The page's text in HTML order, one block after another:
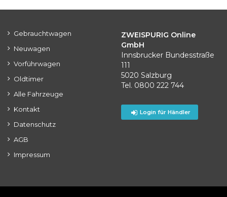
Gebrauchtwagen
Neuwagen
Vorführwagen
Oldtimer
Alle Fahrzeuge
Kontakt
Datenschutz
AGB
Impressum
ZWEISPURIG Online
GmbH
Innsbrucker Bundesstraße
111
5020 Salzburg
Tel. 0800 222 744
Login für Händler